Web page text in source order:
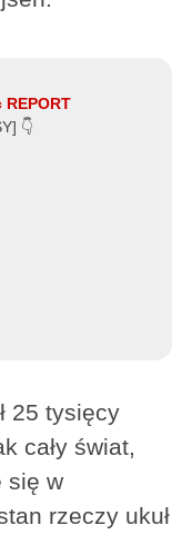
REPORT
👇
25 tysięcy
cały świat,
się w
rzeczy ukuł